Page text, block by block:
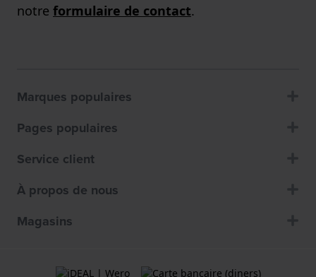
notre formulaire de contact.
Marques populaires
Pages populaires
Service client
À propos de nous
Magasins